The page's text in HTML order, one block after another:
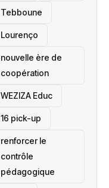
Tebboune
Lourenço
nouvelle ère de
coopération
‎WEZIZA Educ
16 pick-up
renforcer le
contrôle
pédagogique